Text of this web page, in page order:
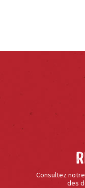
Consultez
des